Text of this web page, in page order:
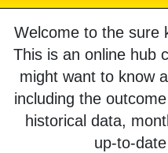
Welcome to the sure
This is an online hub
might want to know
including the
historical data,
up-to-